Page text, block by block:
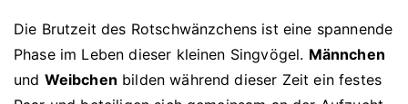
Die Brutzeit des Rotschwänzchens ist eine spannende
Phase im Leben dieser kleinen Singvögel. Männchen
und Weibchen bilden während dieser Zeit ein festes